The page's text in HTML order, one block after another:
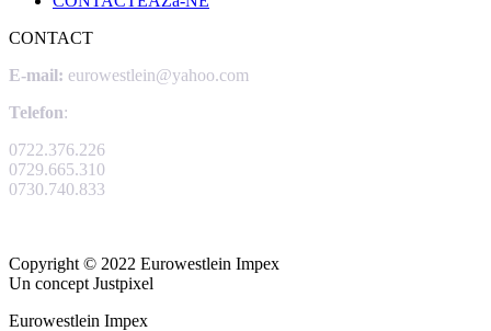
CONTACT
E-mail: eurowestlein@yahoo.com
Telefon:
0722.376.226
0729.665.310
0730.740.833
Copyright © 2022 Eurowestlein Impex
Un concept Justpixel
Eurowestlein Impex